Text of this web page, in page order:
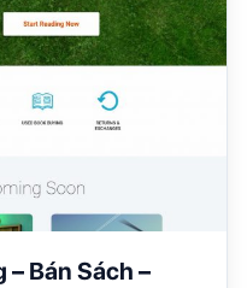
– Bán Sách –